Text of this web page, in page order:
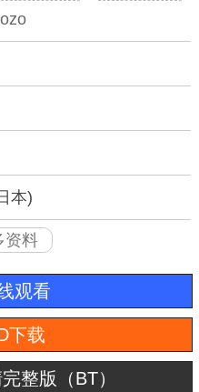
本)
资料
观看
下载
整版（BT）